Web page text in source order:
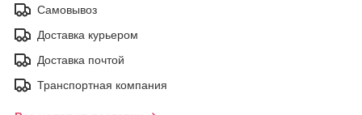
Самовывоз
Доставка курьером
Доставка почтой
Транспортная компания